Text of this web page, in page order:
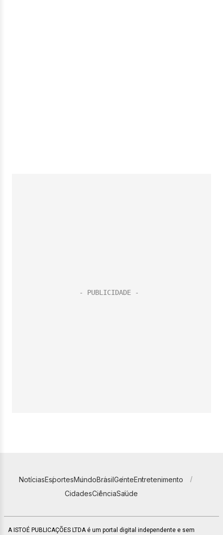
NotíciasEsportesMundoBrasilGenteEntretenimento
CidadesCiênciaSaúde
A ISTOÉ PUBLICAÇÕES LTDA é um portal digital independente e sem